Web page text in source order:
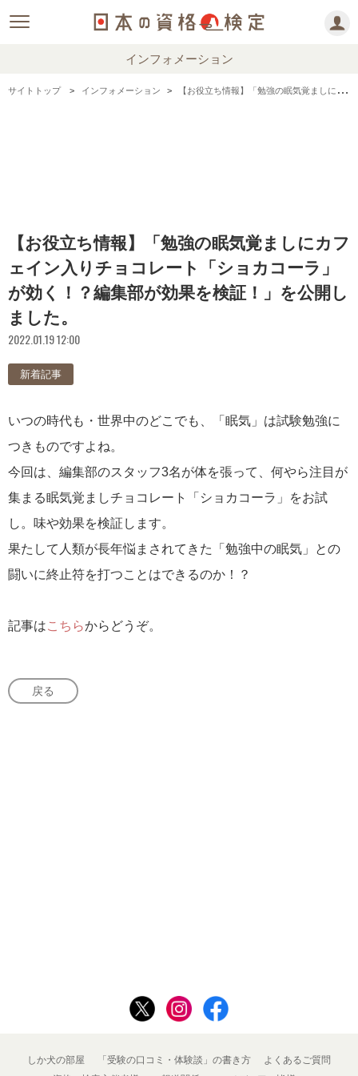
インフォメーション
サイトトップ インフォメーション 【お役立ち情報】「勉強の眠気覚ましにカフェイン入りチョコレート「ショカコーラ」が効く！？編集部が効果を検証！」を公開しました。
【お役立ち情報】「勉強の眠気覚ましにカフ
ェイン入りチョコレート「ショカコーラ」
が効く！？編集部が効果を検証！」を公開し
ました。
2022.01.19 12:00
新着記事
いつの時代も・世界中のどこでも、「眠気」は試験勉強に
つきものですよね。
今回は、編集部のスタッフ3名が体を張って、何やら注目が
集まる眠気覚ましチョコレート「ショカコーラ」をお試
し。味や効果を検証します。
果たして人類が長年悩まされてきた「勉強中の眠気」との
闘いに終止符を打つことはできるのか！？
記事はこちらからどうぞ。
戻る
しか犬の部屋 「受験の口コミ・体験談」の書き方
よくあるご質問